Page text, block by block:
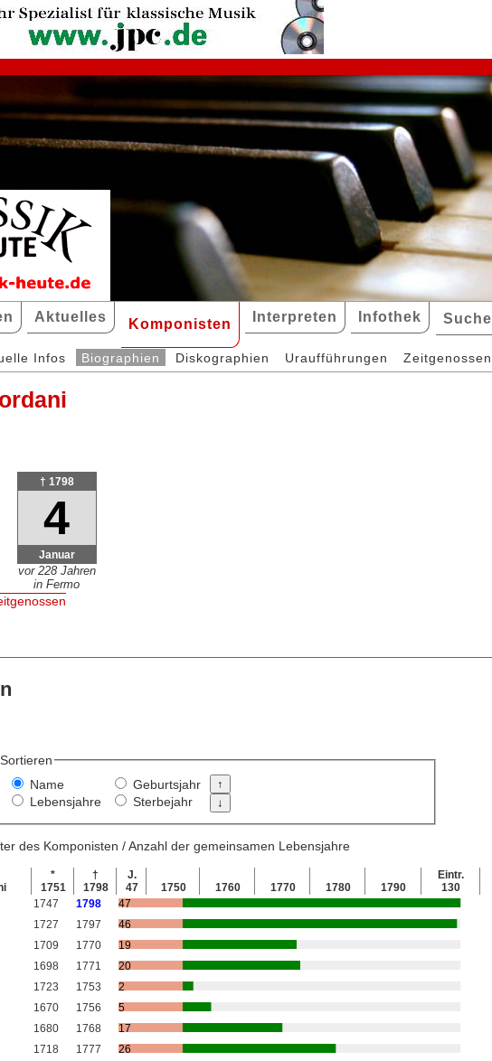
Aktuelles Komponisten Interpreten Infothek Suche
Infos Biographien Diskographien Uraufführungen Zeitgenossen
† 1798
4
Januar
vor 228 Jahren
in Fermo
Name
Lebensjahre
Geburtsjahr
Sterbejahr
des Komponisten / Anzahl der gemeinsamen Lebensjahre
*
1751
†
1798
J.
47
1750 1760 1770 1780 1790
Eintr.
130
1747 1798
47
1727 1797
46
1709 1770
19
1698 1771
20
1723 1753
2
1670 1756
5
1680 1768
17
1718 1777
26